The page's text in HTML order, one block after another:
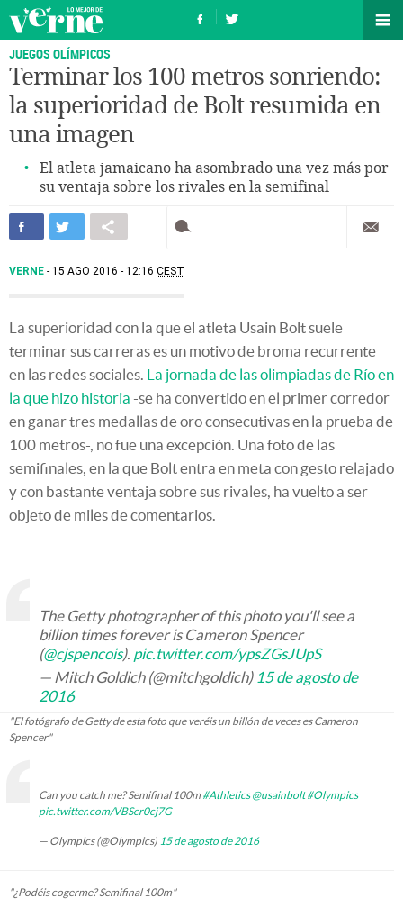
JUEGOS OLÍMPICOS
Terminar los 100 metros sonriendo:
la superioridad de Bolt resumida en
una imagen
El atleta jamaicano ha asombrado una vez más por
su ventaja sobre los rivales en la semifinal
VERNE 15 AGO 2016 - 12:16 CEST
La superioridad con la que el atleta Usain Bolt suele
terminar sus carreras es un motivo de broma recurrente
en las redes sociales. La jornada de las olimpiadas de Río en
la que hizo historia -se ha convertido en el primer corredor
en ganar tres medallas de oro consecutivas en la prueba de
100 metros-, no fue una excepción. Una foto de las
semifinales, en la que Bolt entra en meta con gesto relajado
y con bastante ventaja sobre sus rivales, ha vuelto a ser
objeto de miles de comentarios.
The Getty photographer of this photo you'll see a
billion times forever is Cameron Spencer
(@cjspencois). pic.twitter.com/ypsZGsJUpS
— Mitch Goldich (@mitchgoldich) 15 de agosto de
2016
"El fotógrafo de Getty de esta foto que veréis un billón de veces es Cameron
Spencer"
Can you catch me? Semifinal 100m #Athletics @usainbolt #Olympics
pic.twitter.com/VBScr0cj7G
— Olympics (@Olympics) 15 de agosto de 2016
"¿Podéis cogerme? Semifinal 100m"